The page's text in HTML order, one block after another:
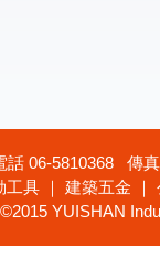
06-5810368 傳
具 ｜ 建築五金
©2015 YUISHAN